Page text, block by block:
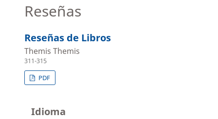
Reseñas
Reseñas de Libros
Themis Themis
311-315
PDF
Idioma